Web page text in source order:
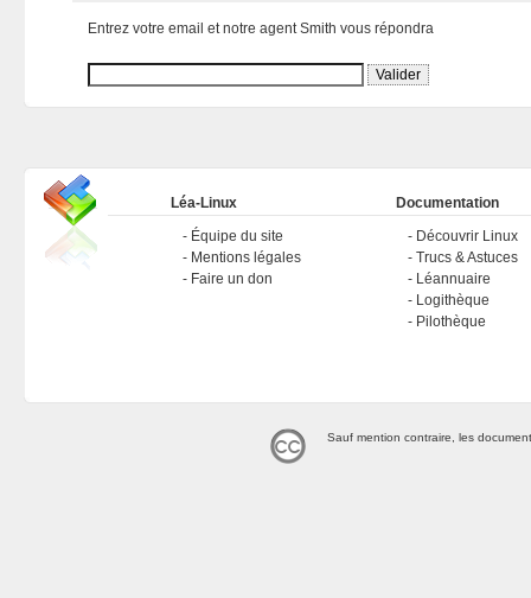
Entrez votre email et notre agent Smith vous répondra
Léa-Linux
Équipe du site
Mentions légales
Faire un don
Documentation
Découvrir Linux
Trucs & Astuces
Léannuaire
Logithèque
Pilothèque
Sauf mention contraire, les